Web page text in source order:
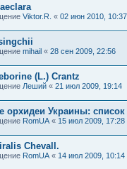
Viktor.R. « 02 июн 2010, 10:37
mihail « 28 сен 2009, 22:56
(L.) Crantz
Леший « 21 июл 2009, 19:14
орхидеи Украины:
RomUA « 15 июл 2009, 17:28
Chevall.
RomUA « 14 июл 2009, 10:14